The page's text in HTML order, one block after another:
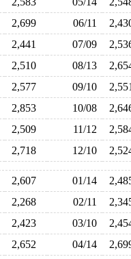
2,699 06/11
2,441 07/09
2,510 08/13
2,577 09/10
2,853 10/08
2,509 11/12
2,718 12/10
2,607 01/14
2,268 02/11
2,423 03/10
2,652 04/14